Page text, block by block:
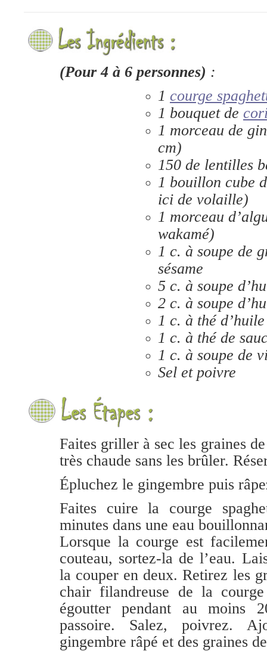
(Pour 4 à 6 personnes) :
1 courge
1 bouquet de
1 morceau de
cm)
150 de lentilles
1 bouillon cube
ici de volaille)
1 morceau
wakamé)
1 c. à soupe de
sésame
5 c. à soupe
2 c. à soupe
1 c. à thé
1 c. à thé de
1 c. à soupe de
Sel et poivre
Faites griller à sec les graines
très chaude sans les brûler.
Épluchez le gingembre puis
Faites cuire la courge
minutes dans une eau
Lorsque la courge est
couteau, sortez-la de l’eau.
la couper en deux. Retirez les
chair filandreuse de la
égoutter pendant au moins
passoire. Salez, poivrez.
gingembre râpé et des graines